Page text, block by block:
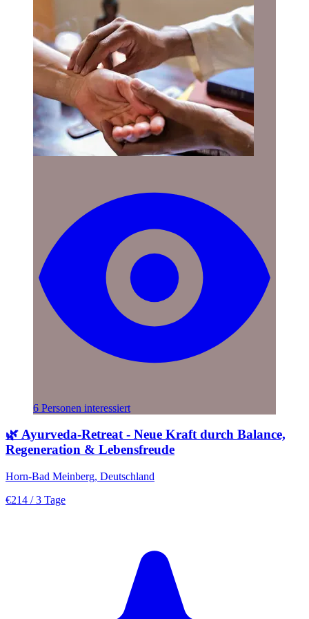
6 Personen interessiert
🌿 Ayurveda-Retreat - Neue Kraft durch Balance,
Regeneration & Lebensfreude
Horn-Bad Meinberg, Deutschland
€214 / 3 Tage